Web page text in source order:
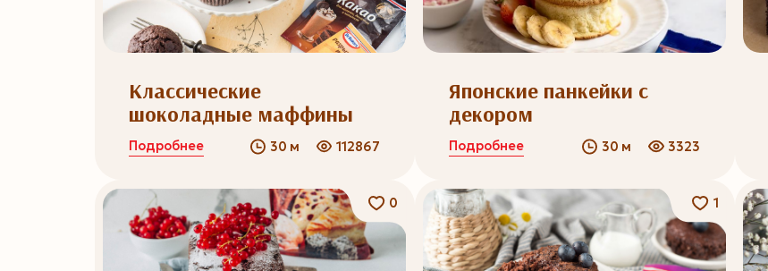
Классические
шоколадные маффины
Подробнее 30 м 112867
Японские панкейки с
декором
Подробнее 30 м 3323
0 1